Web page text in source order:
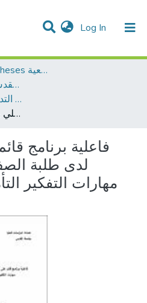
Log In (current)
& Collections
DSpace
Dissertations & Theses الرسائل الجامعية
AQU Master Theses الرسائل الجامعية الخاصة بجامعة القدس
Teaching Methods أساليب التدريس
فاعلية برنامج قائم على منحى النظم لدى طلبة الصف السابع في تنمية مهارات التفكير التأملي ودافعيتهم نحو تعلم العلوم
فاعلية برنامج
لدى طلبة
مهارات التفكير